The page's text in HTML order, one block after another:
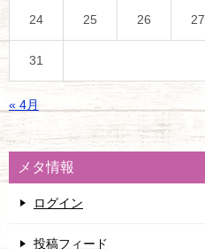
24 25 26 27
31
« 4月
メタ情報
ログイン
投稿フィード